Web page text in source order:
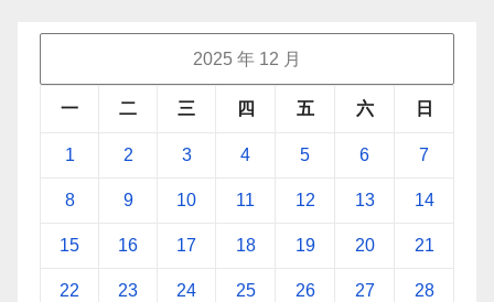
2025 年 12 月
一 二 三 四 五 六 日
1 2 3 4 5 6 7
8 9 10 11 12 13 14
15 16 17 18 19 20 21
22 23 24 25 26 27 28